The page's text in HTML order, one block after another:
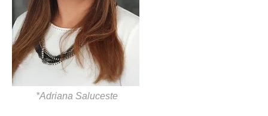
*Adriana Saluceste